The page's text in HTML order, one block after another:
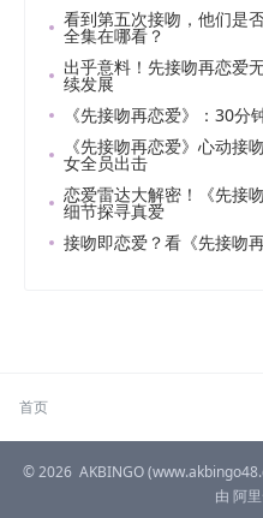
看到第五次接吻，他们是
全集在哪看？
出乎意料！先接吻再恋爱
续发展
《先接吻再恋爱》：30
《先接吻再恋爱》心动接
女全员出击
恋爱雷达大解密！《先接
细节探寻真爱
接吻即恋爱？看《先接吻
首页
© 2026 AKBINGO
由 阿